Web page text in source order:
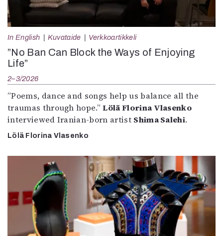
In English Kuvataide Verkkoartikkeli
”No Ban Can Block the Ways of Enjoying
Life”
2–3/2026
”Poems, dance and songs help us balance all the
traumas through hope.”Lölä Florina Vlasenko
interviewed Iranian-born artist Shima Salehi.
Lölä Florina Vlasenko